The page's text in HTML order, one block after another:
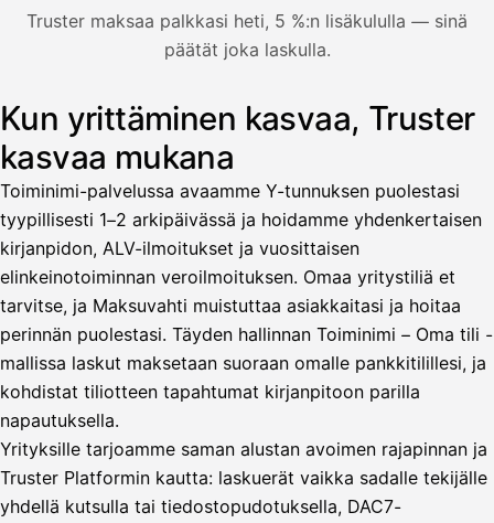
Truster maksaa palkkasi heti, 5 %:n lisäkululla — sinä
päätät joka laskulla.
Kuvitus: käyttäjä nostaa palkan laskusta, jota asiakas ei
Nosta palkkaa
Bruttopalkka
Ennakonpidätys
HetiPalkka
Ennen laskun maksua
Vahvista
Kun yrittäminen kasvaa, Truster
kasvaa mukana
Toiminimi-palvelussa avaamme Y-tunnuksen puolestasi
tyypillisesti 1–2 arkipäivässä ja hoidamme yhdenkertaisen
kirjanpidon, ALV-ilmoitukset ja vuosittaisen
elinkeinotoiminnan veroilmoituksen. Omaa yritystiliä et
tarvitse, ja Maksuvahti muistuttaa asiakkaitasi ja hoitaa
perinnän puolestasi. Täyden hallinnan Toiminimi – Oma tili -
mallissa laskut maksetaan suoraan omalle pankkitilillesi, ja
kohdistat tiliotteen tapahtumat kirjanpitoon parilla
napautuksella.
Yrityksille tarjoamme saman alustan avoimen rajapinnan ja
Truster Platformin kautta: laskuerät vaikka sadalle tekijälle
yhdellä kutsulla tai tiedostopudotuksella, DAC7-